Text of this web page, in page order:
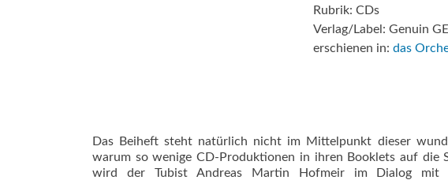
Rubrik: CDs
Verlag/Label: Genuin
erschienen in: das
Das Beiheft steht natürlich nicht im Mittelpunkt dieser
warum so wenige CD-Produktionen in ihren Booklets auf die
wird der Tubist Andreas Martin Hofmeir im Dialog mit